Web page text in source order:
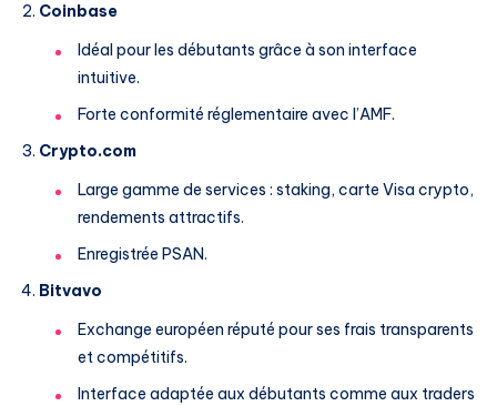
Coinbase
Idéal pour les débutants grâce à son interface
intuitive.
Forte conformité réglementaire avec l’AMF.
Crypto.com
Large gamme de services : staking, carte Visa crypto,
rendements attractifs.
Enregistrée PSAN.
Bitvavo
Exchange européen réputé pour ses frais transparents
et compétitifs.
Interface adaptée aux débutants comme aux traders